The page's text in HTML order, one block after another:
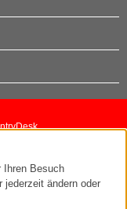
Ihren Besuch
jederzeit ändern oder